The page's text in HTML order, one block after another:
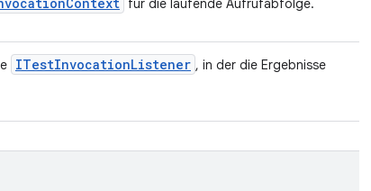
für die laufende Aufrufabfolge.
ITestInvocationListener , in der die Ergebnisse